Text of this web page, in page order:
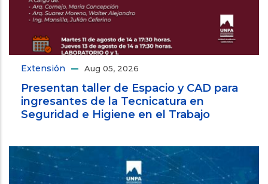
Extensión Aug 05, 2026
Presentan taller de Espacio y CAD para
ingresantes de la Tecnicatura en
Seguridad e Higiene en el Trabajo